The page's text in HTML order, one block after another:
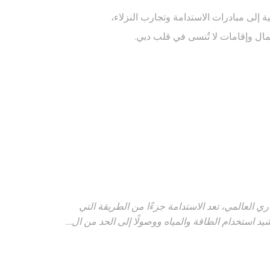
جلسة
مبادرات الاستدامة وتجارب النزلاء،
وإقامات لا تُنسى في قلب دبي.
العالمي، تعد الاستدامة جزءًا من الطريقة التي
استخدام الطاقة والمياه ووصولًا إلى الحد من ال…